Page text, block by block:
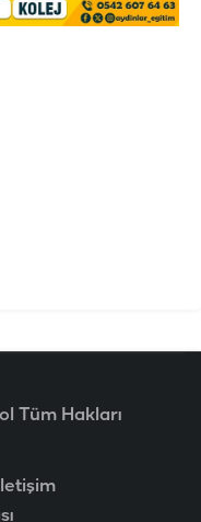
Tüm Hakları
İletişim